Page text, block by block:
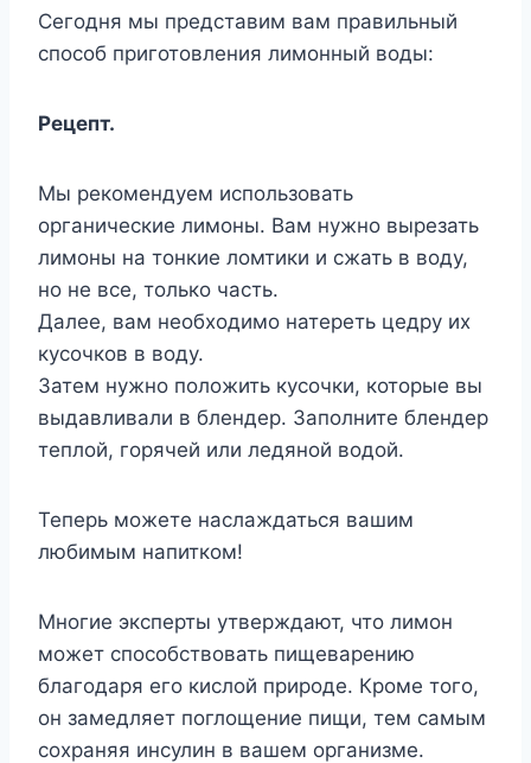
Сегодня мы представим вам правильный
способ приготовления лимонный воды:
Рецепт.
Мы рекомендуем использовать
органические лимоны. Вам нужно вырезать
лимоны на тонкие ломтики и сжать в воду,
но не все, только часть.
Далее, вам необходимо натереть цедру их
кусочков в воду.
Затем нужно положить кусочки, которые вы
выдавливали в блендер. Заполните блендер
теплой, горячей или ледяной водой.
Теперь можете наслаждаться вашим
любимым напитком!
Многие эксперты утверждают, что лимон
может способствовать пищеварению
благодаря его кислой природе. Кроме того,
он замедляет поглощение пищи, тем самым
сохраняя инсулин в вашем организме.